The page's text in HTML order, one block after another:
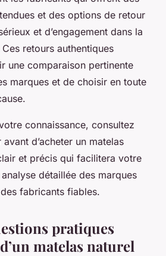
et des options de retour
et d’engagement dans la
retours authentiques
une comparaison pertinente
marques et de choisir en toute
connaissance, consultez
d’acheter un matelas
et précis qui facilitera votre
détaillée des marques
fabricants fiables.
pratiques
matelas naturel